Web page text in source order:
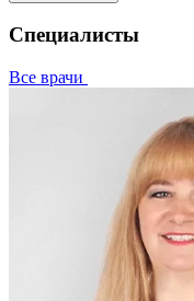
Специалисты
Все врачи